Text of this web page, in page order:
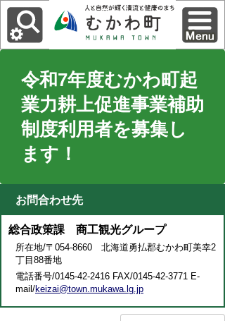
令和7年度むかわ町起
業力耕上促進事業補助
制度利用者を募集し
ます！
お問合わせ先
総合政策課 商工観光グループ
所在地/〒054-8660 北海道勇払郡むかわ町美幸2
丁目88番地
電話番号/0145-42-2416 FAX/0145-42-3771 E-
mail/keizai@town.mukawa.lg.jp